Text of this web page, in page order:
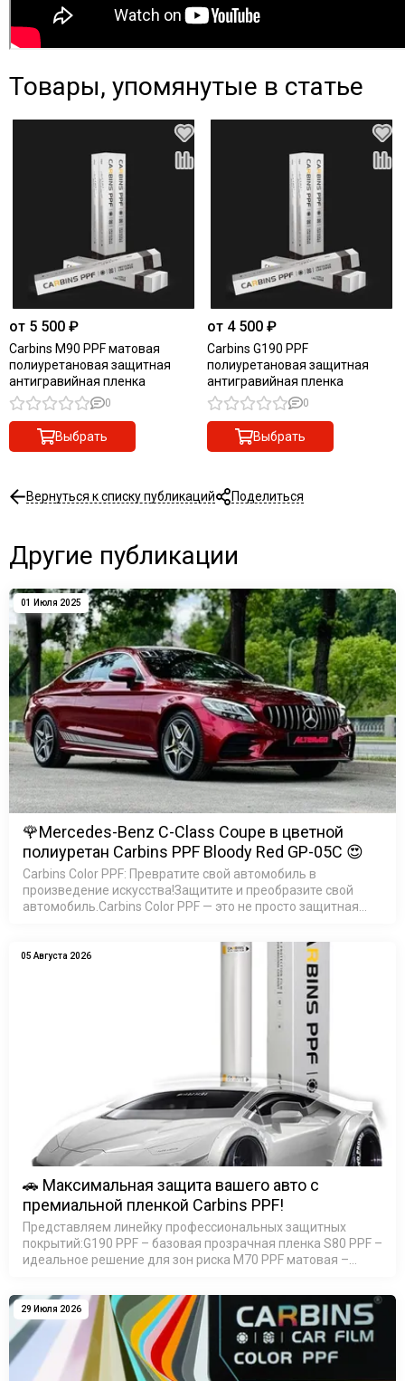
Товары, упомянутые в статье
от 5 500 ₽
Carbins M90 PPF матовая
полиуретановая защитная
антигравийная пленка
0
Выбрать
от 4 500 ₽
Carbins G190 PPF
полиуретановая защитная
антигравийная пленка
0
Выбрать
Вернуться к списку публикаций Поделиться
Другие публикации
01 Июля 2025
🌹Mercedes-Benz C-Class Coupe в цветной
полиуретан Carbins PPF Bloody Red GP-05C 😍
Carbins Color PPF: Превратите свой автомобиль в
произведение искусства!Защитите и преобразите свой
автомобиль.Carbins Color PPF — это не просто защитная
05 Августа 2026
🚗 Максимальная защита вашего авто с
премиальной пленкой Carbins PPF!
Представляем линейку профессиональных защитных
покрытий:G190 PPF – базовая прозрачная пленка S80 PPF –
идеальное решение для зон риска M70 PPF матовая –
мик…
29 Июля 2026